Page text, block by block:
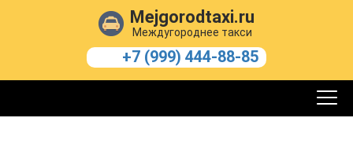
Mejgorodtaxi.ru
Междугороднее такси
+7 (999) 444-88-85